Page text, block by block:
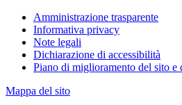
Amministrazione trasparente
Informativa privacy
Note legali
Dichiarazione di accessibilità
Piano di miglioramento del sito e
Mappa del sito